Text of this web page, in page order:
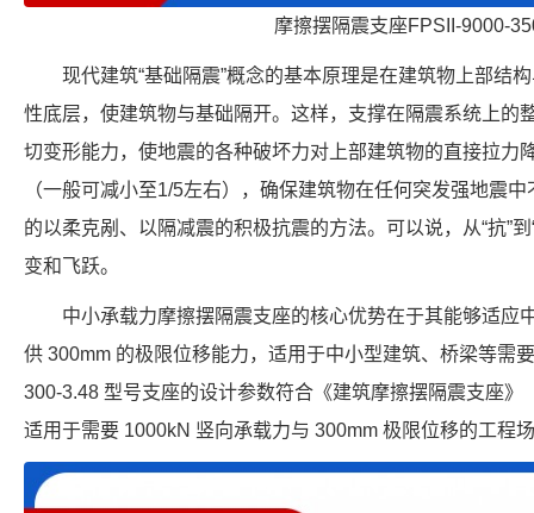
摩擦摆隔震支座FPSII-9000-
现代建筑“基础隔震”概念的基本原理是在建筑物上部结
性底层，使建筑物与基础隔开。这样，支撑在隔震系统上的
切变形能力，使地震的各种破坏力对上部建筑物的直接拉力
（一般可减小至1/5左右），确保建筑物在任何突发强地震
的以柔克剐、以隔减震的积极抗震的方法。可以说，从“抗”
变和飞跃。
中小承载力摩擦摆隔震支座的核心优势在于其能够适应
供 300mm 的极限位移能力，适用于中小型建筑、桥梁等需
300-3.48 型号支座的设计参数符合《建筑摩擦摆隔震支座》
适用于需要 1000kN 竖向承载力与 300mm 极限位移的工程